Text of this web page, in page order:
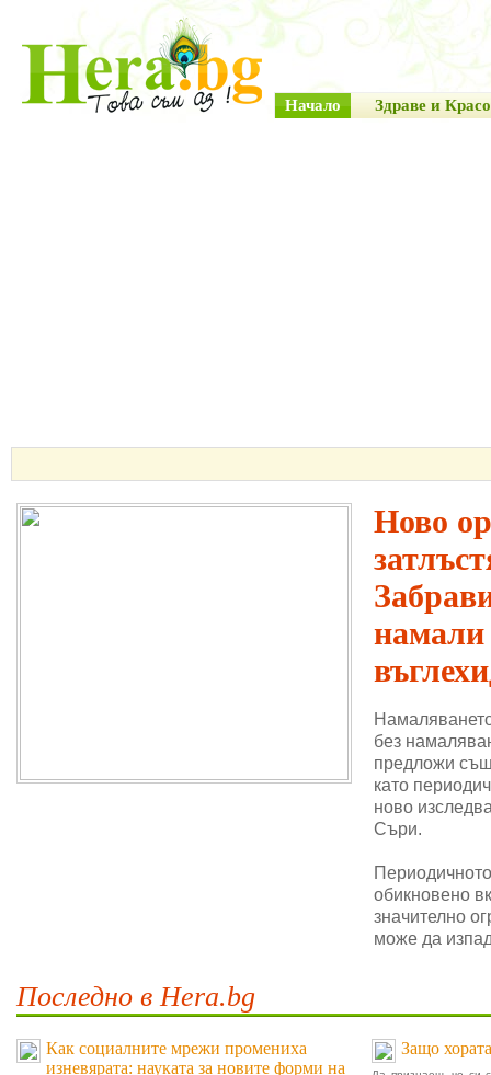
Начало Здраве и
Ново
намали
без
предложи
като
ново
Съри.
обикновено
значително
може да
Последно в Hera.bg
Как социалните мрежи промениха
изневярата: науката за новите форми на
Защо